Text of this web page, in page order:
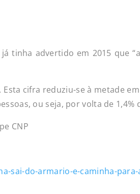
tinha advertido em 2015 que
cifra reduziu-se à metade
ou seja, por volta de 1,4%
CNP
sai-do-armario-e-caminha-para-